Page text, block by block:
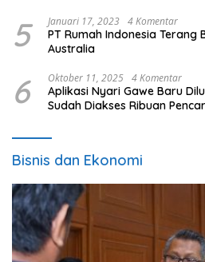
5 Januari 17, 2023 4 Komentar
PT Rumah Indonesia
Australia
6 Oktober 11, 2025 4 Komentar
Aplikasi Nyari Gawe Baru
Sudah Diakses Ribuan
Bisnis dan Ekonomi